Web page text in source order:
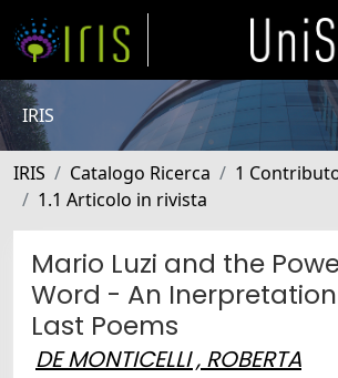
IRIS
IRIS Catalogo Ricerca
1
1.1 Articolo in rivista
Mario Luzi and the
Word - An
Last Poems
DE MONTICELLI , ROBERTA